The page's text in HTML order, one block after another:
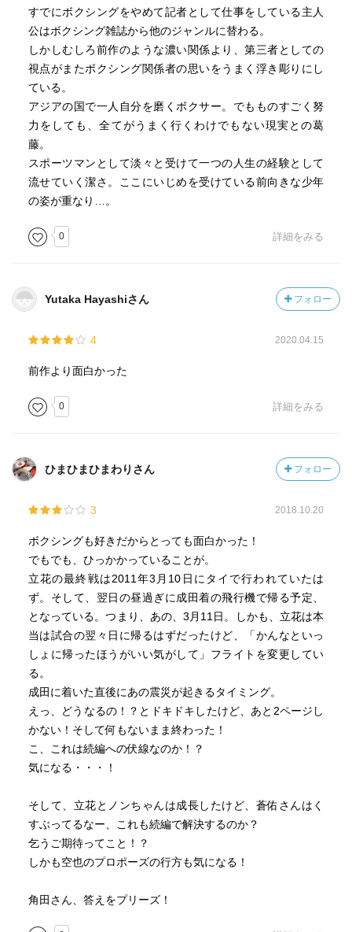
すでにボクシングをやめて記者として仕事をしている主人
公はボクシング雑誌から他のジャンルに替わる。
しかしむしろ前作のような濃い関係より、第三者としての
視点がまたボクシング関係者の思いをうまく浮き彫りにし
ている。
アジアの国で一人自分を磨くボクサー。でもものすごく努
力をしても、全てがうまく行くわけでもない現実との葛
藤。
スポーツマンとして淡々と受けて一つの人生の経験として
流せていく潔さ。ここにいじめを受けている前向きな少年
の姿が重なり…。
0 詳細をみる
Yutaka Hayashiさん フォロー
4 2020.04.15
前作より面白かった
0 詳細をみる
ひまひまひまわりさん フォロー
3 2018.10.20
ボクシングも好きだからとっても面白かった！
でもでも、ひっかかっていることが。
立花の最終戦は2011年3月10日にタイで行われていたは
ず。そして、翌日の昼過ぎに成田着の飛行機で帰る予定、
となっている。つまり、あの、3月11日。しかも、立花は本
当は試合の翌々日に帰るはずだったけど、「かんなといっ
しょに帰ったほうがいい気がして」フライトを変更してい
る。
成田に着いた直後にあの震災が起きるタイミング。
えっ、どうなるの！？とドキドキしたけど、あと2ページし
かない！そして何もないまま終わった！
こ、これは続編への伏線なのか！？
気になる・・・！
そして、立花とノンちゃんは成長したけど、蒼佑さんはく
すぶってるなー、これも続編で解決するのか？
乞うご期待ってこと！？
しかも空也のプロポーズの行方も気になる！
角田さん、答えをプリーズ！